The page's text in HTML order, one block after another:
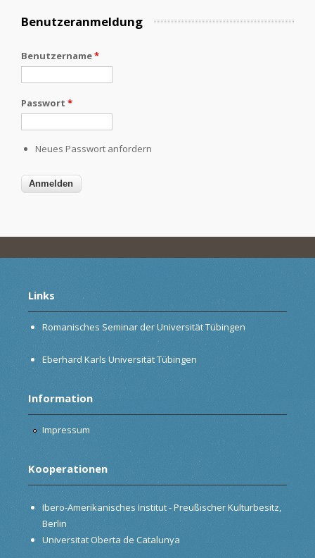
Benutzeranmeldung
Benutzername*
Passwort *
Neues Passwort anfordern
Links
Romanisches Seminar der Universität Tübingen
Eberhard Karls Universität Tübingen
Information
Impressum
Kooperationen
Ibero-Amerikanisches Institut - Preußischer Kulturbesitz,
Berlin
Universitat Oberta de Catalunya